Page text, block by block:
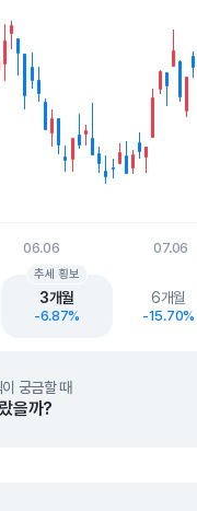
06.06 07.06
chart.
3개월
-6.87%
추세 횡보
6개월
-15.70%
궁금할 때
을까?